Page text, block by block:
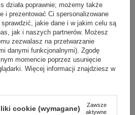
Powrót do Cosipedii
2025
działa poprawnie; możemy także
i prezentować Ci spersonalizowane
jakie dane i w jakim celu są
jak i naszych partnerów. Możesz
zezwalasz na przetwarzanie
danymi funkcjonalnymi). Zgodę
momencie poprzez usunięcie
Więcej informacji znajdziesz w
cookie (wymagane)
Zawsze
aktywne